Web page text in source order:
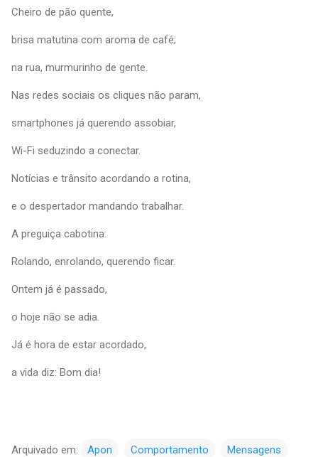
Cheiro de pão quente,
brisa matutina com aroma de café;
na rua, murmurinho de gente.
Nas redes sociais os cliques não param,
smartphones já querendo assobiar,
Wi-Fi seduzindo a conectar.
Notícias e trânsito acordando a rotina,
e o despertador mandando trabalhar.
A preguiça cabotina:
Rolando, enrolando, querendo ficar.
Ontem já é passado,
o hoje não se adia.
Já é hora de estar acordado,
a vida diz: Bom dia!
Arquivado em: Apon Comportamento Mensagens